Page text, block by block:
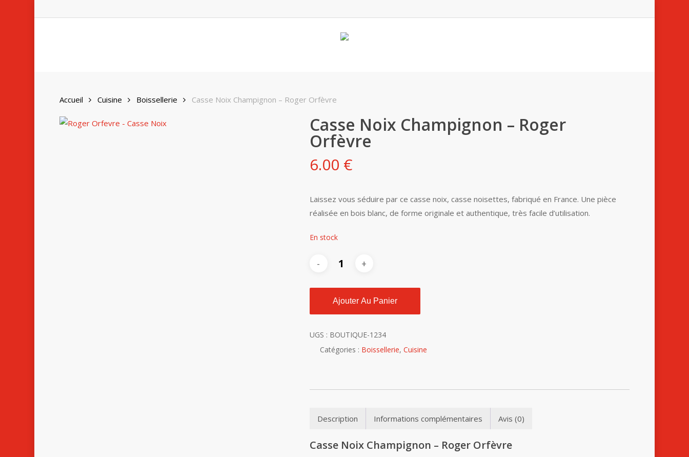
Accueil Cuisine Boissellerie Casse Noix Champignon – Roger Orfèvre
Casse Noix Champignon – Roger
Orfèvre
6.00 €
Laissez vous séduire par ce casse noix, casse noisettes, fabriqué en France. Une pièce
réalisée en bois blanc, de forme originale et authentique, très facile d’utilisation.
En stock
Ajouter Au Panier
UGS : BOUTIQUE-1234
Catégories : Boissellerie, Cuisine
Description Informations complémentaires Avis (0)
Casse Noix Champignon – Roger Orfèvre